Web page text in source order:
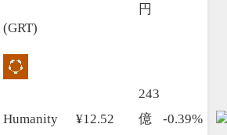
(GRT)
円
Humanity ¥12.52
243
億
-0.39%